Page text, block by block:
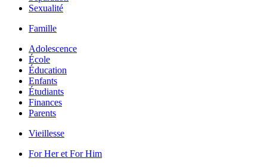
Sexualité
Famille
Adolescence
École
Éducation
Enfants
Étudiants
Finances
Parents
Vieillesse
For Her et For Him